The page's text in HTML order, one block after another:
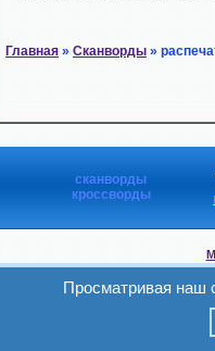
Главная » Сканворды »
сканворды
кроссворды
Просматривая наш